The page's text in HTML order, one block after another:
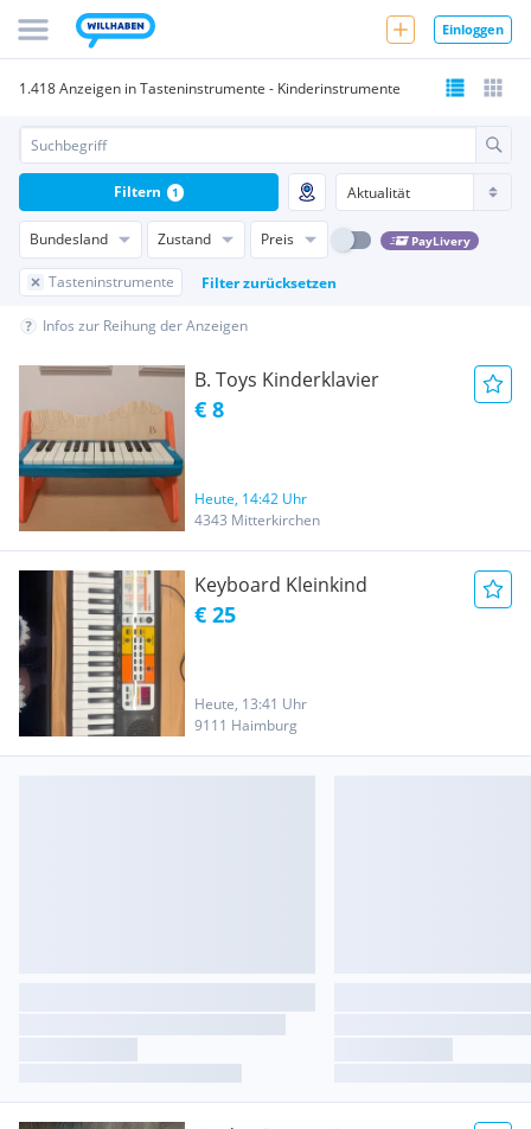
Einloggen
1.418 Anzeigen in Tasteninstrumente - Kinderinstrumente
Bundesland Zustand Preis PayLivery
Tasteninstrumente Filter zurücksetzen
Filtern 1
Infos zur Reihung der Anzeigen
B. Toys Kinderklavier
€ 8
Heute, 14:42 Uhr
4343 Mitterkirchen
Keyboard Kleinkind
€ 25
Heute, 13:41 Uhr
9111 Haimburg